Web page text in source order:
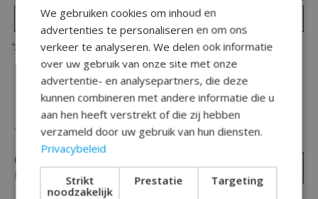
Plaats bestelling
Toevoegen om te vergelijken
Reviews (0)
0 sterren op basis van
beoordelingen
Je beoordeling toevoegen
We gebruiken cookies om inhoud en
advertenties te personaliseren en om ons
verkeer te analyseren. We delen ook informatie
over uw gebruik van onze site met onze
advertentie- en analysepartners, die deze
kunnen combineren met andere informatie die u
aan hen heeft verstrekt of die zij hebben
verzameld door uw gebruik van hun diensten.
Privacybeleid
Strikt
noodzakelijk
Prestatie Targeting